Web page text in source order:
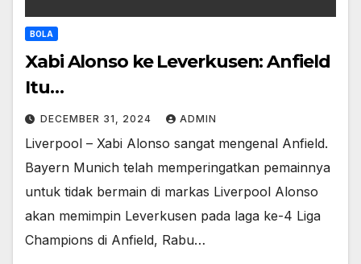
BOLA
Xabi Alonso ke Leverkusen: Anfield
Itu…
DECEMBER 31, 2024 ADMIN
Liverpool – Xabi Alonso sangat mengenal Anfield.
Bayern Munich telah memperingatkan pemainnya
untuk tidak bermain di markas Liverpool Alonso
akan memimpin Leverkusen pada laga ke-4 Liga
Champions di Anfield, Rabu…